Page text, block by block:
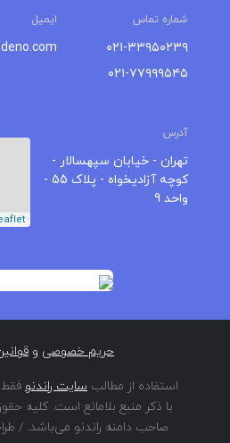
شماره تماس ایمیل
۰۲۱-۳۳۹۵۰۲۳۹
۰۲۱-۷۷۹۹۹۵۴۵
آدرس
تهران - خیابان سپهسالار -
کوچه آزادیخواه - پلاک 55 -
واحد 9
حریم خصوصی و
استفاده از مطالب سایت راندنو فقط
با ذکر منبع بلامانع است. کلیه
صاحب دامنه راندنو می‌باشد. /